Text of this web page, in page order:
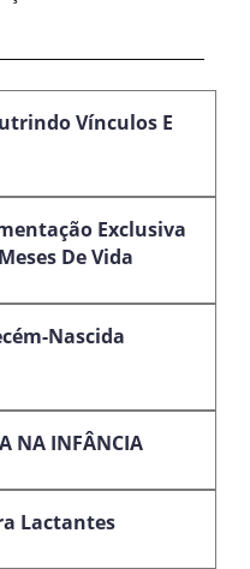
Vínculos E
Exclusiva
De Vida
Nascida
NA INFÂNCIA
Lactantes